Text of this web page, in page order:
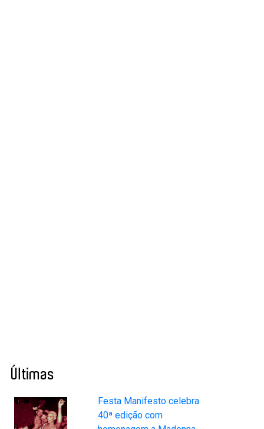
Últimas
Festa Manifesto celebra
40ª edição com